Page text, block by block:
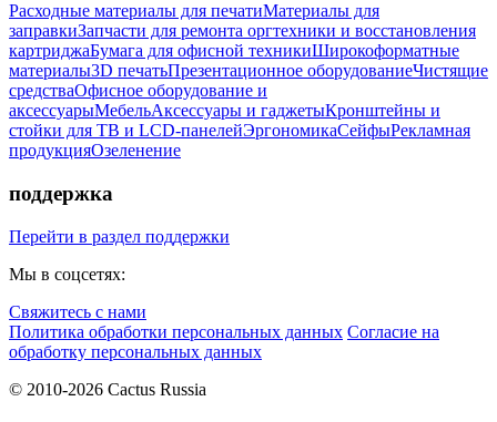
Расходные материалы для печатиМатериалы для
заправкиЗапчасти для ремонта оргтехники и восстановления
картриджаБумага для офисной техникиШирокоформатные
материалы3D печатьПрезентационное оборудованиеЧистящие
средстваОфисное оборудование и
аксессуарыМебельАксессуары и гаджетыКронштейны и
стойки для ТВ и LCD-панелейЭргономикаСейфыРекламная
продукцияОзеленение
поддержка
Перейти в раздел поддержки
Мы в соцсетях:
Свяжитесь с нами
Политика обработки персональных данных Согласие на
обработку персональных данных
© 2010-2026 Cactus Russia